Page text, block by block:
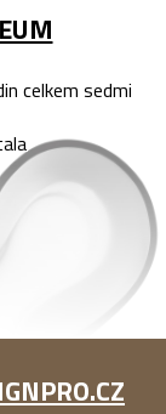
celkem sedmi